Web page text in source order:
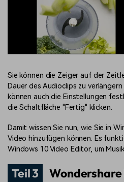
Sie können die Zeiger auf der
Dauer des Audioclips zu
können auch die Einstellungen
die Schaltfläche "Fertig" klicken.
Damit wissen Sie nun, wie Sie in
Video hinzufügen können. Es
Windows 10 Video Editor, um
Teil 3